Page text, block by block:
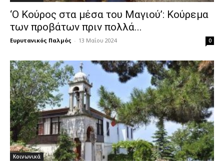
‘Ο Κούρος στα μέσα του Μαγιού’: Κούρεμα
των προβάτων πριν πολλά...
Ευρυτανικός Παλμός - 13 Μαΐου 2024 0
Κοινωνικά